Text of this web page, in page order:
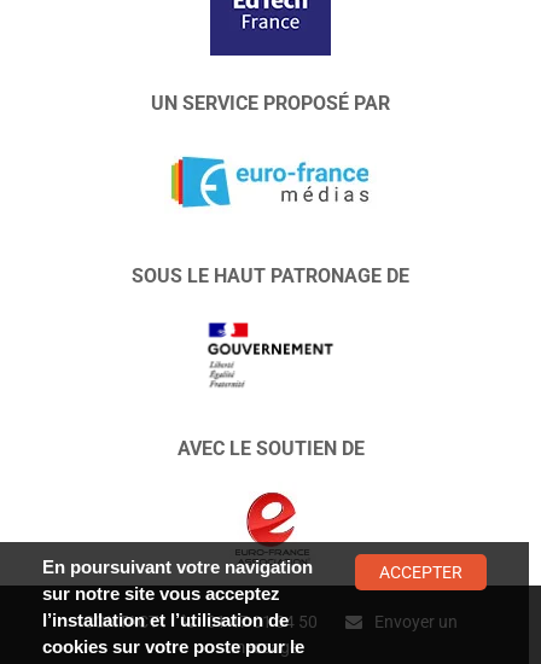
UN SERVICE PROPOSÉ PAR
SOUS LE HAUT PATRONAGE DE
AVEC LE SOUTIEN DE
CONTACT : 01 47 01 34 50
Envoyer un
message
En poursuivant votre navigation
sur notre site vous acceptez
l’installation et l’utilisation de
cookies sur votre poste pour le
ACCEPTER